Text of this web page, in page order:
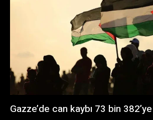
Gazze’de can kaybı 73 bin